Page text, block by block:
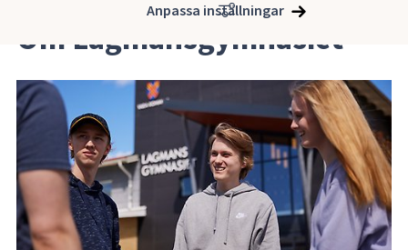
Anpassa inställningar
Om Lagmansgymnasiet